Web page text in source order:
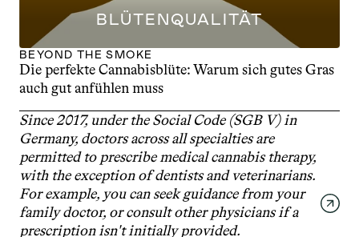
BLÜTENQUALITÄT
BEYOND THE SMOKE
Die perfekte Cannabisblüte: Warum sich gutes Gras
auch gut anfühlen muss
Since 2017, under the Social Code (SGB V) in
Germany, doctors across all specialties are
permitted to prescribe medical cannabis therapy,
with the exception of dentists and veterinarians.
For example, you can seek guidance from your
family doctor, or consult other physicians if a
prescription isn't initially provided.